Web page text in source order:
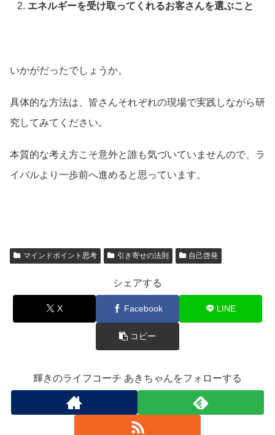
エネルギーを受け取ってくれるお客さんを選ぶこと
いかがだったでしょうか。
具体的な方法は、皆さんそれぞれの現場で実践しながら研
究してみてください。
本質的な考え方こそ意外と誰も気づいていませんので、ラ
イバルより一歩前へ進めると思っています。
マインドポイント思考 引き寄せの法則 自己啓発
シェアする
X Facebook LINE
コピー
輝きのライフコーチ あきちゃんをフォローする